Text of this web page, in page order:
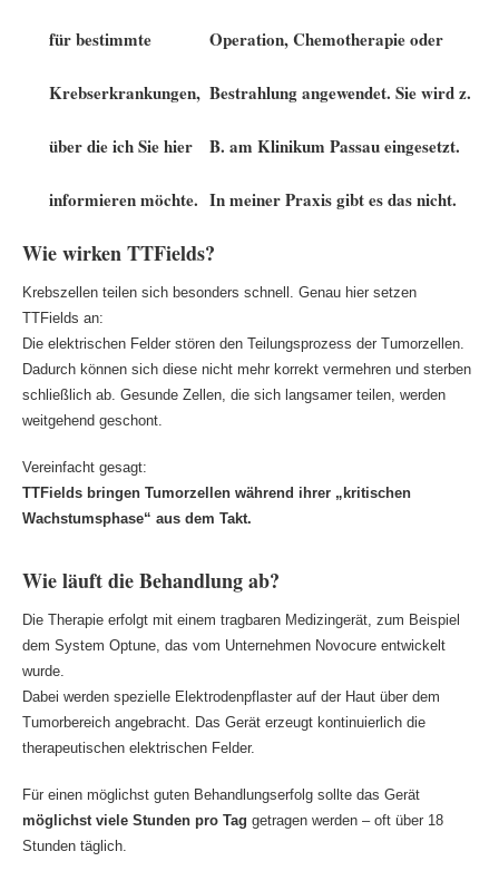
für bestimmte
Krebserkrankungen,
über die ich Sie hier
informieren möchte.
Operation, Chemotherapie oder
Bestrahlung angewendet. Sie wird z.
B. am Klinikum Passau eingesetzt.
In meiner Praxis gibt es das nicht.
Wie wirken TTFields?
Krebszellen teilen sich besonders schnell. Genau hier setzen
TTFields an:
Die elektrischen Felder stören den Teilungsprozess der Tumorzellen.
Dadurch können sich diese nicht mehr korrekt vermehren und sterben
schließlich ab. Gesunde Zellen, die sich langsamer teilen, werden
weitgehend geschont.
Vereinfacht gesagt:
TTFields bringen Tumorzellen während ihrer „kritischen
Wachstumsphase“ aus dem Takt.
Wie läuft die Behandlung ab?
Die Therapie erfolgt mit einem tragbaren Medizingerät, zum Beispiel
dem System Optune, das vom Unternehmen Novocure entwickelt
wurde.
Dabei werden spezielle Elektrodenpflaster auf der Haut über dem
Tumorbereich angebracht. Das Gerät erzeugt kontinuierlich die
therapeutischen elektrischen Felder.
Für einen möglichst guten Behandlungserfolg sollte das Gerät
möglichst viele Stunden pro Tag getragen werden – oft über 18
Stunden täglich.